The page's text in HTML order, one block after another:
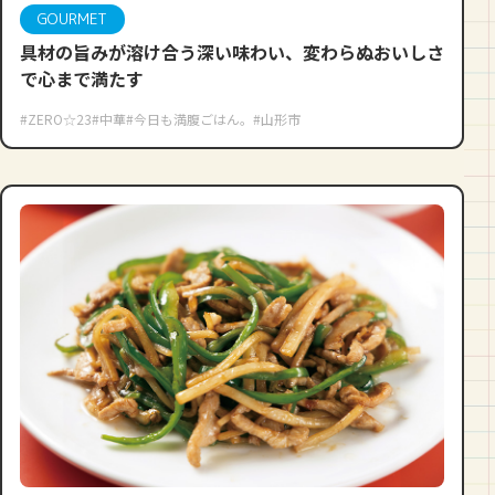
GOURMET
具材の旨みが溶け合う深い味わい、変わらぬおいしさ
で心まで満たす
#ZERO☆23#中華#今日も満腹ごはん。 #山形市